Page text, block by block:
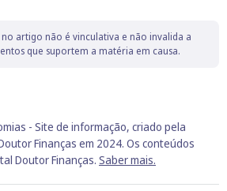
artigo não é vinculativa e não invalida a
que suportem a matéria em causa.
- Site de informação, criado pela
Finanças em 2024. Os conteúdos
Doutor Finanças. Saber mais.